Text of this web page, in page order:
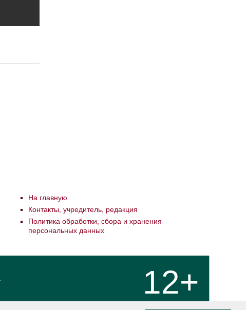
На главную
Контакты, учредитель, редакция
Политика обработки, сбора и хранения
персональных данных
12+